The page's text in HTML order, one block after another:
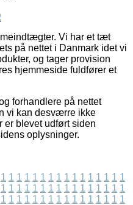
Vi har et tæt
på nettet i Danmark idet vi
og tager provision
hjemmeside fuldfører et
forhandlere på nettet
vi kan desværre ikke
er blevet udført siden
oplysninger.
1 1 1 1 1 1 1 1 1 1 1 1 1 1 1 1
1 1 1 1 1 1 1 1 1 1 1 1 1 1 1 1
1 1 1 1 1 1 1 1 1 1 1 1 1 1 1 1